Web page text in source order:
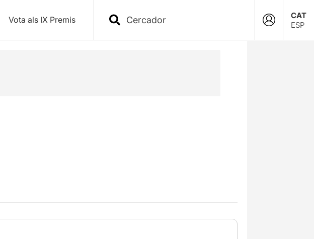
Vota als IX Premis
CAT
ESP